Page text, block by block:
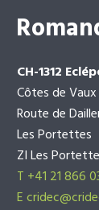
CH-1312
Côtes de Vaux
Route de
Les Portettes
ZI Les
T +41 21 866
E